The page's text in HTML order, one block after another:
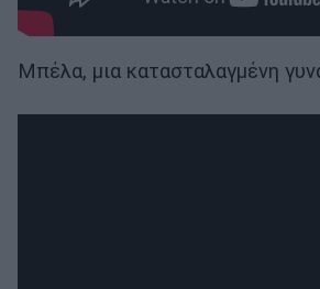
Μπέλα, μια κατασταλαγμένη